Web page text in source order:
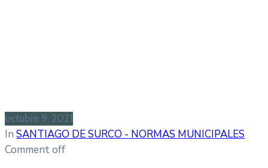
octubre 9, 2021
In SANTIAGO DE SURCO - NORMAS MUNICIPALES
Comment off